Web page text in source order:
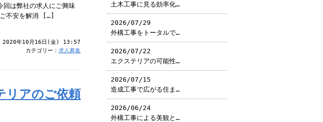
は弊社の求人にご興味
不安を解消 […]
2020年10月16日(金) 13:57
カテゴリー： 求人募集
リアのご依頼
土木工事に見る効率化…
2026/07/29
外構工事をトータルで…
2026/07/22
エクステリアの可能性…
2026/07/15
造成工事で広がる住ま…
2026/06/24
外構工事による美観と…